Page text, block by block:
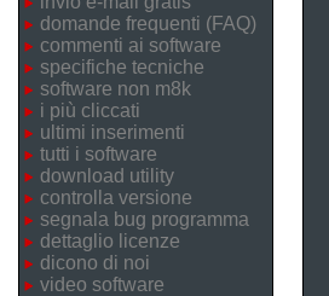
domande frequenti (FAQ)
commenti ai software
specifiche tecniche
software non m8k
i più cliccati
ultimi inserimenti
tutti i software
download utility
controlla versione
segnala bug programma
dettaglio licenze
dicono di noi
video software